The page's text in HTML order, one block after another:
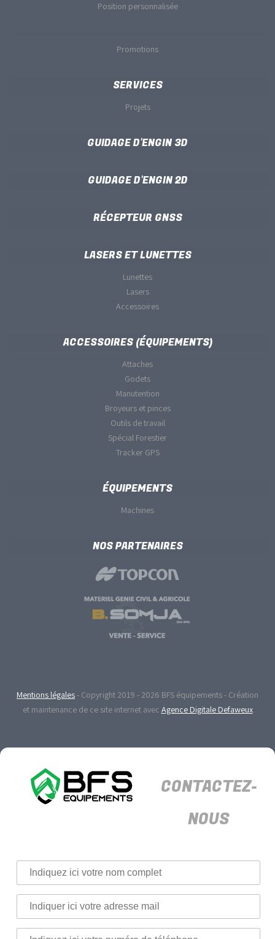
Position personnalisée
Promotions
SERVICES
Projets
GUIDAGE D'ENGIN 3D
GUIDAGE D'ENGIN 2D
RÉCEPTEUR GNSS
LASERS ET LUNETTES
Lunettes
Lasers
Accessoires
ACCESSOIRES (ÉQUIPEMENTS)
Attaches
Godets
Manutention
Broyeurs et pinces
Outils de travail
Spécial Forestier
Tracker GPS
ÉQUIPEMENTS
Machines
NOS PARTENAIRES
Mentions légales- Copyright 2019 - 2026 BFS équipements - Création
et maintenance de ce site internet avec Agence Digitale Defaweux
CONTACTEZ-
NOUS